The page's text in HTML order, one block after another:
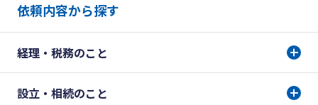
依頼内容から探す
経理・税務のこと
設立・相続のこと